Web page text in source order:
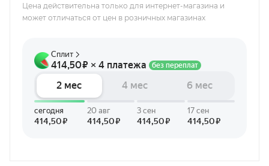
Цена действительна только для интернет-магазина и
может отличаться от цен в розничных магазинах